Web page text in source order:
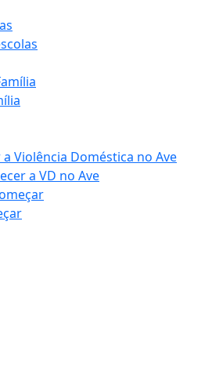
a Violência Doméstica no Ave
a VD no Ave